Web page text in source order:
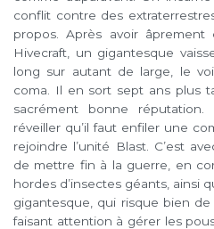
conflit contre des
propos. Après avoir
Hivecraft, un gigantesque
long sur autant de large, le
coma. Il en sort sept ans plus
sacrément bonne
réveiller qu’il faut enfiler une
rejoindre l’unité Blast. C’est
de mettre fin à la guerre, en
hordes d’insectes géants, ainsi
gigantesque, qui risque bien
faisant attention à gérer les